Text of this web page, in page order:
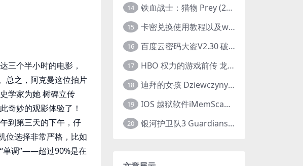
三个半小时的电影，
总之，阿克曼这位拍片
学家为她 树碑立传
奇妙的观影体验了！
到第三天的下午，仔
位选择非常严格，比如
单调”——超过90%是在
14 铁血战士：猎物 Prey (2022) 中英字幕 1080P
15 卡密兑换使用教程以及windows使用教程
16 百度云密码大盗V2.30 破解分享链接提取码
17 HBO 权力的游戏前传 龙之家族 House of the Dragon (2022) 中字 1080P 更新4集
18 迪拜的女孩 Dziewczyny z Dubaju (2021) 1080P 中字
19 IOS 越狱软件iMemScan version1.2.6 游戏内存修改器
20 银河护卫队3 Guardians of the Galaxy Vol. 3 (2023)4K高清资源1080p只分享精品